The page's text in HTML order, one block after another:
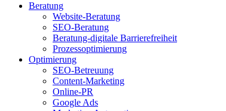
Beratung
Website-Beratung
SEO-Beratung
Beratung-digitale Barrierefreiheit
Prozessoptimierung
Optimierung
SEO-Betreuung
Content-Marketing
Online-PR
Google Ads